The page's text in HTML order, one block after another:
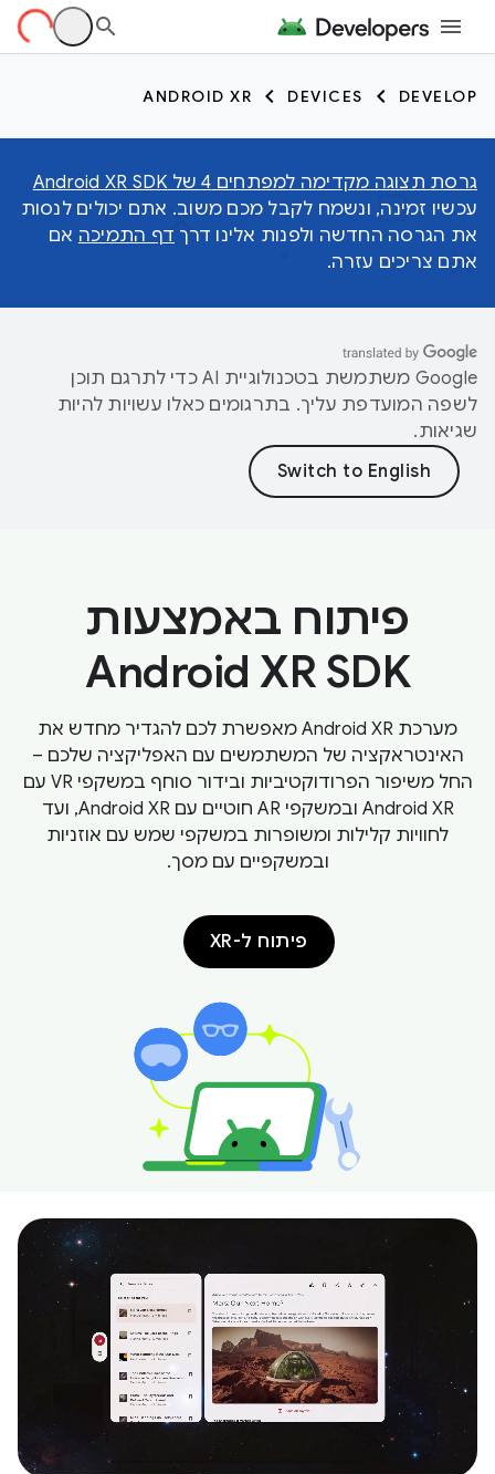
DEVELOP
DEVICES
ANDROID XR
גרסת תצוגה מקדימה למפתחים 4 של Android XR SDK
עכשיו זמינה, ונשמח לקבל מכם משוב. אתם יכולים לנסות
את הגרסה החדשה ולפנות אלינו דרך דף התמיכה אם
אתם צריכים עזרה.
‫Google משתמשת בטכנולוגיית AI כדי לתרגם תוכן
לשפה המועדפת עליך. בתרגומים כאלו עשויות להיות
שגיאות.
פיתוח באמצעות
Android XR SDK
מערכת Android XR מאפשרת לכם להגדיר מחדש את
האינטראקציה של המשתמשים עם האפליקציה שלכם –
החל משיפור הפרודוקטיביות ובידור סוחף במשקפי VR עם
Android XR ובמשקפי AR חוטיים עם Android XR, ועד
לחוויות קלילות ומשופרות במשקפי שמש עם אוזניות
ובמשקפיים עם מסך.
פיתוח ל-XR